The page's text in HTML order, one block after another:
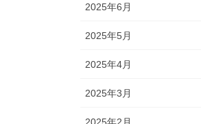
2025年6月
2025年5月
2025年4月
2025年3月
2025年2月